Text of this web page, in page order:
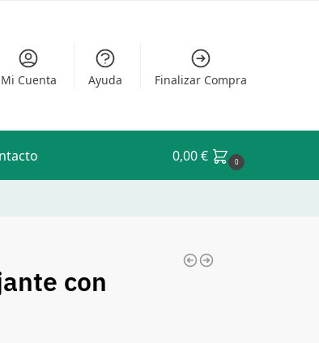
Mi Cuenta Ayuda Finalizar Compra
0,00€ 0
con